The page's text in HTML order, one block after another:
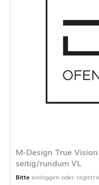
M-Design True
seitig/rundum VL
Bitte einloggen oder